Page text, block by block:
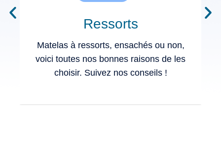
Ressorts
Matelas à ressorts, ensachés ou non,
voici toutes nos bonnes raisons de les
choisir. Suivez nos conseils !